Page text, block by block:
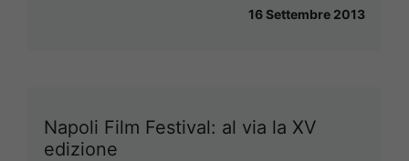
16 Settembre 2013
Napoli Film Festival: al via la XV
edizione